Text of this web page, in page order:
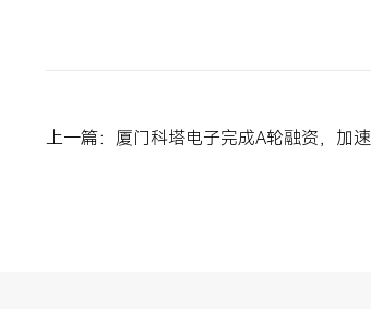
上一篇：厦门科塔电子完成A轮融资，加